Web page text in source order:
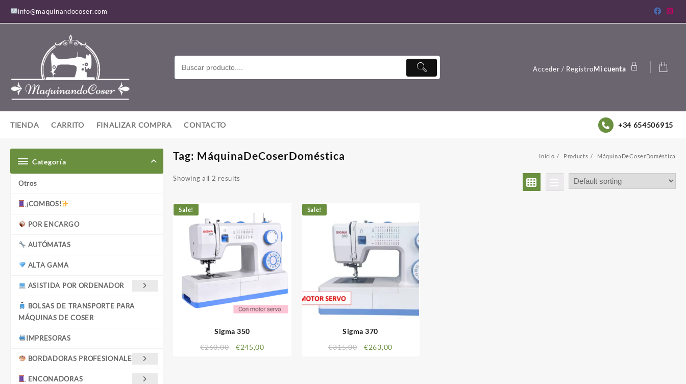
contenido
info@maquinandocoser.com
Acceder / RegistroMi cuenta
TIENDA CARRITO FINALIZAR COMPRA CONTACTO +34 654506915
Categoría
Otros
¡COMBOS!
POR ENCARGO
AUTÓMATAS
ALTA GAMA
ASISTIDA POR ORDENADOR
BOLSAS DE TRANSPORTE PARA
MÁQUINAS DE COSER
IMPRESORAS
BORDADORAS PROFESIONALES
ENCONADORAS
Tag: MáquinaDeCoserDoméstica Inicio Products MáquinaDeCoserDoméstica
Showing all 2 results
Sale!
Sigma 350
€260,00 €245,00
Sale!
Sigma 370
€315,00 €263,00